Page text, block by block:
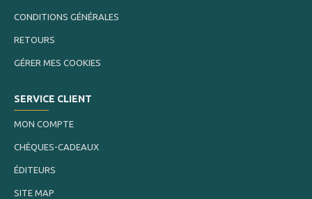
CONDITIONS GÉNÉRALES
RETOURS
GÉRER MES COOKIES
SERVICE CLIENT
MON COMPTE
CHÈQUES-CADEAUX
ÉDITEURS
SITE MAP